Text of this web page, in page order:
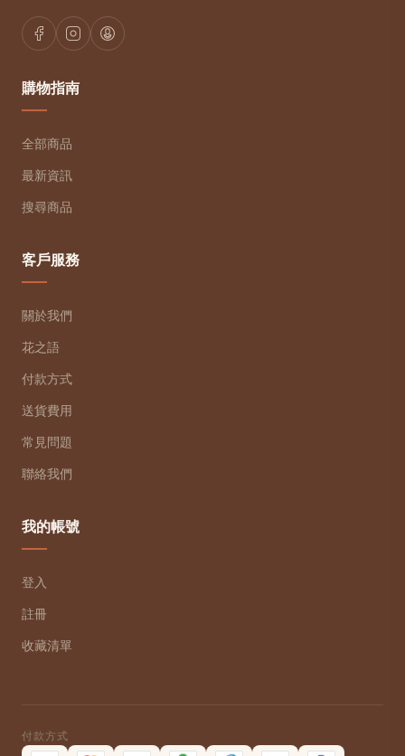
購物指南
全部商品
最新資訊
搜尋商品
客戶服務
關於我們
花之語
付款方式
送貨費用
常見問題
聯絡我們
我的帳號
登入
註冊
收藏清單
付款方式